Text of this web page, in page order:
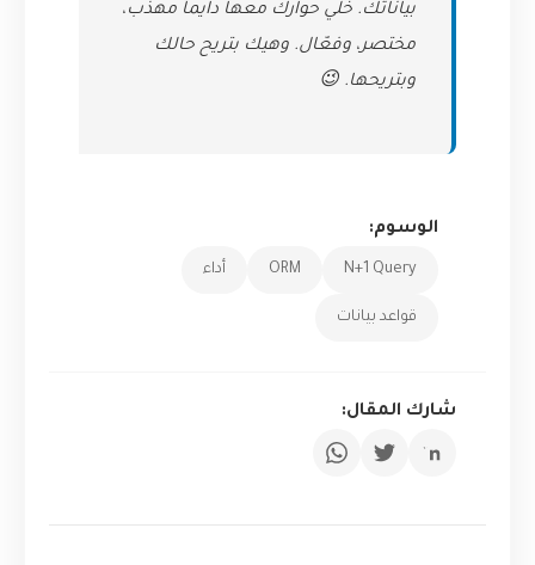
بياناتك. خلي حوارك معها دايماً مهذب،
مختصر، وفعّال. وهيك بتريح حالك
وبتريحها. 😉
الوسوم:
N+1 Query
ORM أداء
قواعد بيانات
شارك المقال: